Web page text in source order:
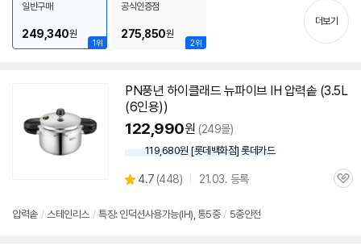
기
1위
일반구매
249,340원
2위
공식인증점
275,850원
더보기
PN풍년 하이클래드 뉴파이브 IH 압력솥 (3.5L
(6인용))
122,990원 (249몰)
119,680원 [롯데백화점] 롯데카드
별
4.7 (상
리
448) 21.03. 등록
관
압력솥 / 스테인리스 / 특징: 인덕션사용가능(IH), 통5중 / 5중안전